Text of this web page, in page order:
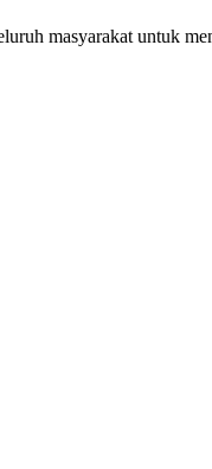
masyarakat untuk